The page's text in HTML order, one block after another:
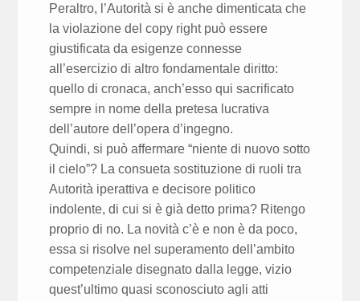
Peraltro, l’Autorità si è anche dimenticata che
la violazione del copy right può essere
giustificata da esigenze connesse
all’esercizio di altro fondamentale diritto:
quello di cronaca, anch’esso qui sacrificato
sempre in nome della pretesa lucrativa
dell’autore dell’opera d’ingegno.
Quindi, si può affermare “niente di nuovo sotto
il cielo”? La consueta sostituzione di ruoli tra
Autorità iperattiva e decisore politico
indolente, di cui si è già detto prima? Ritengo
proprio di no. La novità c’è e non è da poco,
essa si risolve nel superamento dell’ambito
competenziale disegnato dalla legge, vizio
quest’ultimo quasi sconosciuto agli atti